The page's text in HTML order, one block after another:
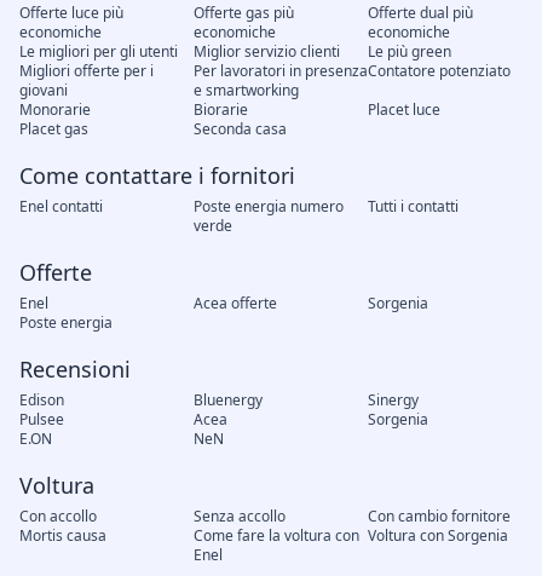
Offerte luce più
economiche
Offerte gas più
economiche
Offerte dual più
economiche
Le migliori per gli utenti
Miglior servizio clienti
Le più green
Migliori offerte per i
giovani
Per lavoratori in presenza
e smartworking
Contatore potenziato
Monorarie
Biorarie
Placet luce
Placet gas
Seconda casa
Come contattare i fornitori
Enel contatti
Poste energia numero
verde
Tutti i contatti
Offerte
Enel Acea offerte
Sorgenia
Poste energia
Recensioni
Edison Bluenergy
Sinergy
Pulsee
Acea
Sorgenia
E.ON
NeN
Voltura
Con accollo Senza accollo
Con cambio fornitore
Mortis causa
Come fare la voltura con
Enel
Voltura con Sorgenia